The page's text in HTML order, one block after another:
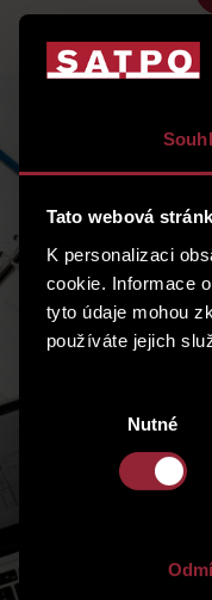
Tato webová
K personalizaci
cookie. Informace
tyto údaje mohou
používáte jejich
Výběr
Nutné